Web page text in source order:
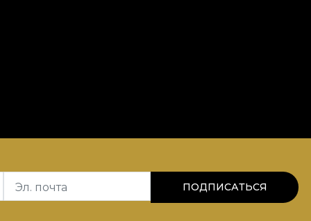
Эл. почта ПОДПИСАТЬСЯ